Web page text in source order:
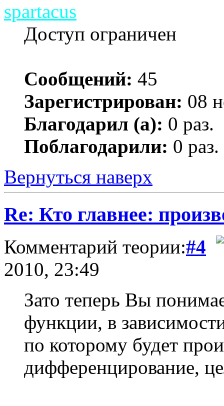
spartacus
Доступ ограничен
Сообщений: 45
Зарегистрирован: 08
Благодарил (а): 0 раз.
Поблагодарили: 0 раз.
Вернуться наверх
Re: Кто главнее:
Комментарий теории:#4
2010, 23:49
Зато теперь Вы
функции, в
по которому будет
дифференцирование,